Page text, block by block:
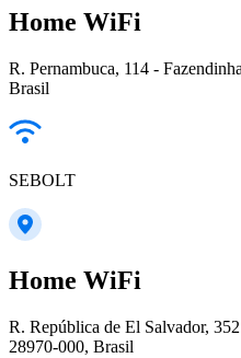
Home WiFi
R. Pernambuca, 114 -
Brasil
SEBOLT
Home WiFi
R. República de El Salvador,
28970-000, Brasil